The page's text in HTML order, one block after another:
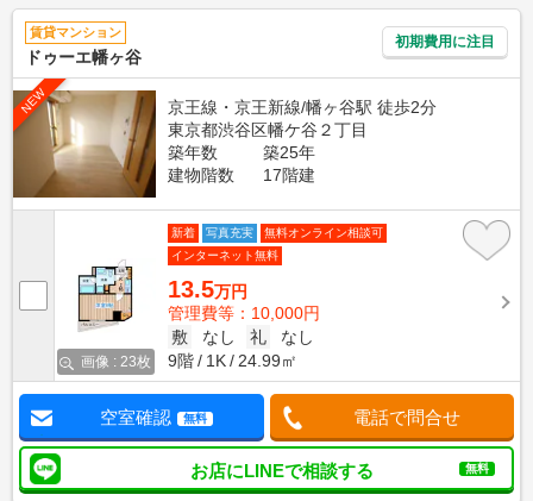
賃貸マンション
ドゥーエ幡ヶ谷
初期費用に注目
NEW
京王線・京王新線/幡ヶ谷駅 徒歩2分
東京都渋谷区幡ケ谷２丁目
築年数
築25年
建物階数
17階建
画像 : 23枚
新着 写真充実
無料オンライン相談可
インターネット無料
13.5万円
管理費等：10,000円
敷
なし 礼
なし
9階
1K 24.99㎡
空室確認 無料 電話で問合せ
お店にLINEで相談する 無料